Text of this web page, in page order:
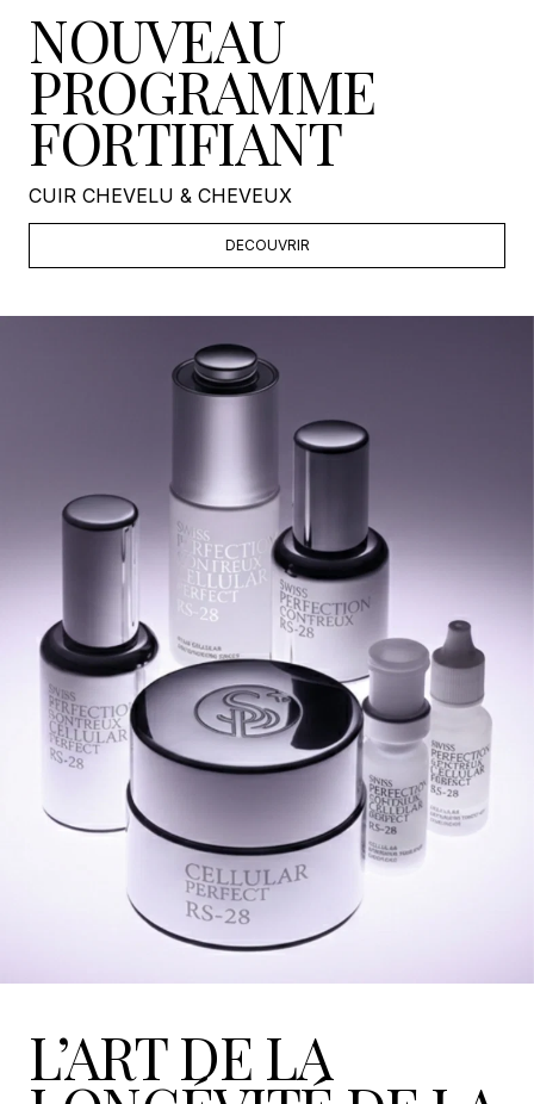
NOUVEAU
PROGRAMME
FORTIFIANT
CUIR CHEVELU & CHEVEUX
DECOUVRIR
L’ART DE LA